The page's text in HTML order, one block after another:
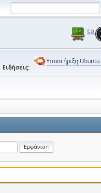
Ειδήσεις:
Υποστήριξη